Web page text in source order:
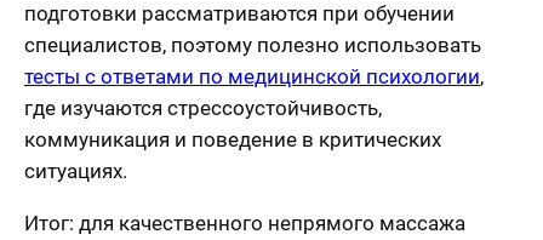
подготовки рассматриваются при обучении
специалистов, поэтому полезно использовать
тесты с ответами по медицинской психологии,
где изучаются стрессоустойчивость,
коммуникация и поведение в критических
ситуациях.
Итог: для качественного непрямого массажа